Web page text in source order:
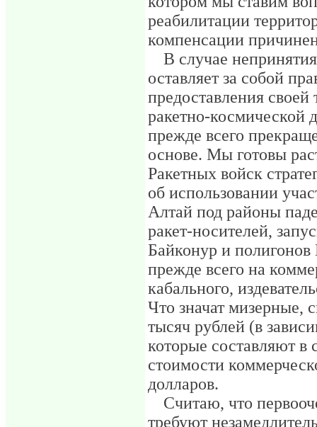
реабилитации
компенсации
В случае
оставляет за собой
предоставления
ракетно-космической
прежде всего
основе. Мы готовы
Ракетных войск
об использовании
Алтай под районы
ракет-носителей,
Байконур и
прежде всего на
кабального,
Что значат мизерные,
тысяч рублей (в
которые составляют
стоимости
долларов.
Считаю, что
требуют